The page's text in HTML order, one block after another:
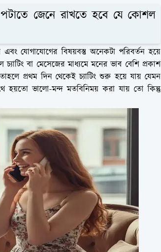
পটাতে জেনে রাখতে হবে যে কোশল
যোগাযোগের বিষয়বস্তু অনেকটা পরিবর্তন হয়ে
বা মেসেজের মাধ্যমে মনের ভাব বেশি প্রকাশ
প্রথম দিন থেকেই চ্যাটিং শুরু হয়ে যায় যেমন
ভালো-মন্দ মতবিনিময় করা যায় তো কিন্তু